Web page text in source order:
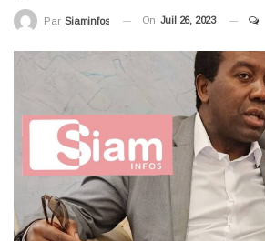
Par Siaminfos On Juil 26, 2023